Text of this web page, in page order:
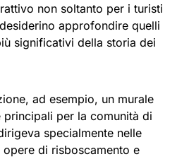
non soltanto per i turisti
approfondire quelli
significativi della storia dei
ad esempio, un murale
per la comunità di
specialmente nelle
di risboscamento e